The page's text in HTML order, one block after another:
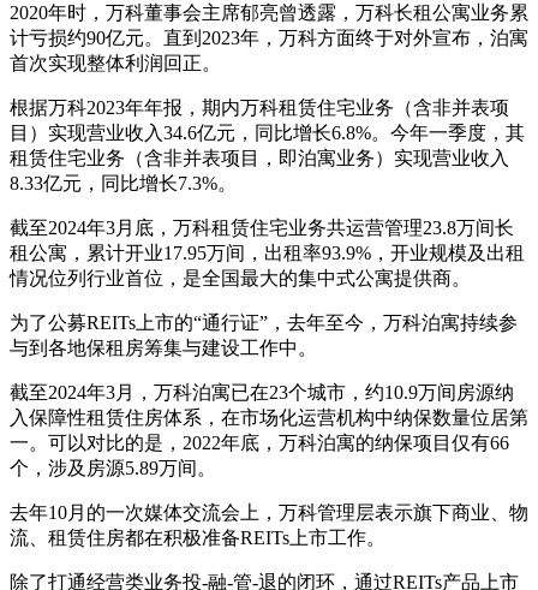
2020年时，万科董事会主席郁亮曾透露，万科长租公寓业务累
计亏损约90亿元。直到2023年，万科方面终于对外宣布，泊寓
首次实现整体利润回正。
根据万科2023年年报，期内万科租赁住宅业务（含非并表项
目）实现营业收入34.6亿元，同比增长6.8%。今年一季度，其
租赁住宅业务（含非并表项目，即泊寓业务）实现营业收入
8.33亿元，同比增长7.3%。
截至2024年3月底，万科租赁住宅业务共运营管理23.8万间长
租公寓，累计开业17.95万间，出租率93.9%，开业规模及出租
情况位列行业首位，是全国最大的集中式公寓提供商。
为了公募REITs上市的“通行证”，去年至今，万科泊寓持续参
与到各地保租房筹集与建设工作中。
截至2024年3月，万科泊寓已在23个城市，约10.9万间房源纳
入保障性租赁住房体系，在市场化运营机构中纳保数量位居第
一。可以对比的是，2022年底，万科泊寓的纳保项目仅有66
个，涉及房源5.89万间。
去年10月的一次媒体交流会上，万科管理层表示旗下商业、物
流、租赁住房都在积极准备REITs上市工作。
除了打通经营类业务投-融-管-退的闭环，通过REITs产品上市